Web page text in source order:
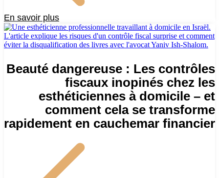
En savoir plus
Beauté dangereuse : Les contrôles
fiscaux inopinés chez les
esthéticiennes à domicile – et
comment cela se transforme
rapidement en cauchemar financier